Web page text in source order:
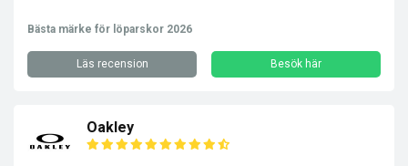
Bästa märke för löparskor 2026
Läs recension Besök här
Oakley